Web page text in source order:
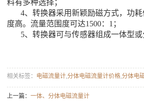
料有多种选择；
4、转换器采用新颖励磁方式，功
度高。流量范围度可达1500：1；
5、转换器可与传感器组成一体型或
相关标签： 电磁流量计, 分体电磁流量计价格, 分体电
上一篇： 一体、分体电磁流量计